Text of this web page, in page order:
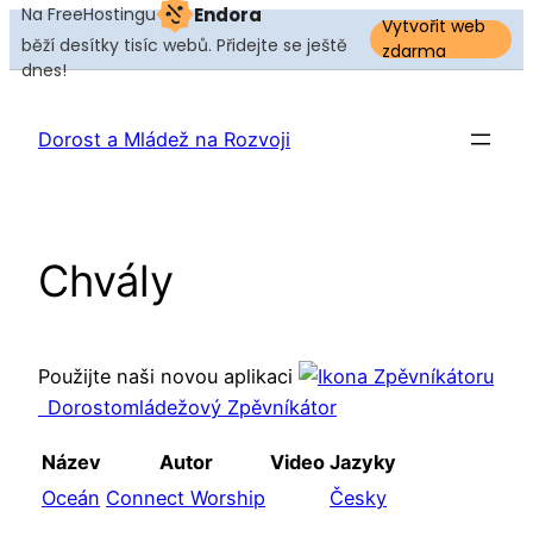
Na FreeHostingu Endora
běží desítky tisíc webů. Přidejte se ještě
dnes!
Vytvořit web
zdarma
Dorost a Mládež na Rozvoji
Chvály
Použijte naši novou aplikaci
Dorostomládežový Zpěvníkátor
Název Autor Video Jazyky
Oceán Connect Worship Česky